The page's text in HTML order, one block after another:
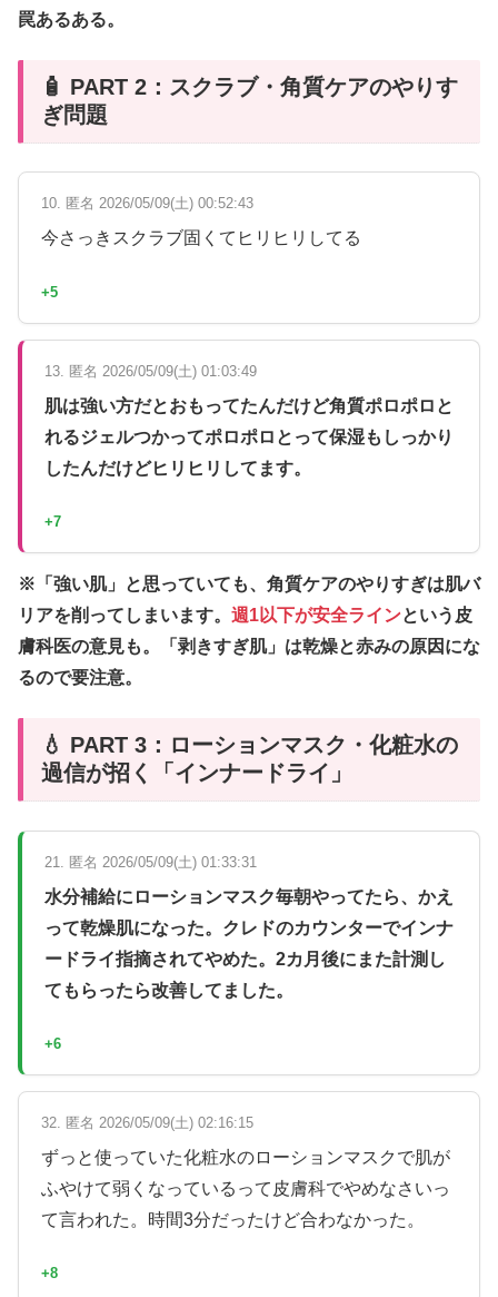
罠あるある。
🧴 PART 2：スクラブ・角質ケアのやりす
ぎ問題
10. 匿名 2026/05/09(土) 00:52:43
今さっきスクラブ固くてヒリヒリしてる
+5
13. 匿名 2026/05/09(土) 01:03:49
肌は強い方だとおもってたんだけど角質ポロポロと
れるジェルつかってポロポロとって保湿もしっかり
したんだけどヒリヒリしてます。
+7
※「強い肌」と思っていても、角質ケアのやりすぎは肌バ
リアを削ってしまいます。 週1以下が安全ラインという皮
膚科医の意見も。「剥きすぎ肌」は乾燥と赤みの原因にな
るので要注意。
💧 PART 3：ローションマスク・化粧水の
過信が招く「インナードライ」
21. 匿名 2026/05/09(土) 01:33:31
水分補給にローションマスク毎朝やってたら、かえ
って乾燥肌になった。クレドのカウンターでインナ
ードライ指摘されてやめた。2カ月後にまた計測し
てもらったら改善してました。
+6
32. 匿名 2026/05/09(土) 02:16:15
ずっと使っていた化粧水のローションマスクで肌が
ふやけて弱くなっているって皮膚科でやめなさいっ
て言われた。時間3分だったけど合わなかった。
+8